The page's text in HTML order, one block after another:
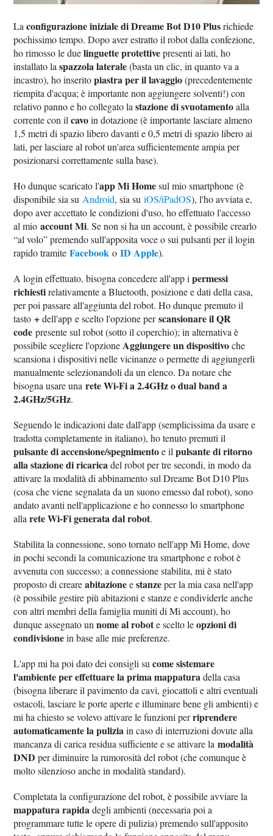
Laconfigurazione iniziale di Dreame Bot D10 Plusrichiede
pochissimo tempo. Dopo aver estratto il robot dalla confezione,
ho rimosso le duelinguette protettivepresenti ai lati, ho
installato laspazzola laterale(basta un clic, in quanto va a
incastro), ho inseritopiastra per il lavaggio(precedentemente
riempita d'acqua; è importante non aggiungere solventi!) con
relativo panno e ho collegato lastazione di svuotamentoalla
corrente con ilcavoin dotazione (è importante lasciare almeno
1,5 metri di spazio libero davanti e 0,5 metri di spazio libero ai
lati, per lasciare al robot un'area sufficientemente ampia per
posizionarsi correttamente sulla base).
Ho dunque scaricato l'app Mi Homesul mio smartphone (è
disponibile sia su Android, sia suiOS/iPadOS), l'ho avviata e,
dopo aver accettato le condizioni d'uso, ho effettuato l'accesso
al mioaccount Mi. Se non si ha un account, è possibile crearlo
“al volo” premendo sull'apposita voce o sui pulsanti per il login
rapido tramiteFacebook oID Apple).
A login effettuato, bisogna concedere all'app ipermessi
richiestirelativamente a Bluetooth, posizione e dati della casa,
per poi passare all'aggiunta del robot. Ho dunque premuto il
tasto+dell'app e scelto l'opzione perscansionare il QR
code presente sul robot (sotto il coperchio); in alternativa è
possibile scegliere l'opzione Aggiungere un dispositivoche
scansiona i dispositivi nelle vicinanze o permette di aggiungerli
manualmente selezionandoli da un elenco. Da notare che
bisogna usare unarete Wi-Fi a 2.4GHz o dual band a
2.4GHz/5GHz.
Seguendo le indicazioni date dall'app (semplicissima da usare e
tradotta completamente in italiano), ho tenuto premuti il
pulsante di accensione/spegnimentoe ilpulsante di ritorno
alla stazione di ricaricadel robot per tre secondi, in modo da
attivare la modalità di abbinamento sul Dreame Bot D10 Plus
(cosa che viene segnalata da un suono emesso dal robot), sono
andato avanti nell'applicazione e ho connesso lo smartphone
allarete Wi-Fi generata dal robot.
Stabilita la connessione, sono tornato nell'app Mi Home, dove
in pochi secondi la comunicazione tra smartphone e robot è
avvenuta con successo; a connessione stabilita, mi è stato
proposto di creareabitazioneestanzeper la mia casa nell'app
(è possibile gestire più abitazioni e stanze e condividerle anche
con altri membri della famiglia muniti di Mi account), ho
dunque assegnato unnome al robote scelto leopzioni di
condivisionein base alle mie preferenze.
L'app mi ha poi dato dei consigli sucome sistemare
l'ambiente per effettuare la prima mappaturadella casa
(bisogna liberare il pavimento da cavi, giocattoli e altri eventuali
ostacoli, lasciare le porte aperte e illuminare bene gli ambienti) e
mi ha chiesto se volevo attivare le funzioni perriprendere
automaticamente la puliziain caso di interruzioni dovute alla
mancanza di carica residua sufficiente e se attivare lamodalità
DND per diminuire la rumorosità del robot (che comunque è
molto silenzioso anche in modalità standard).
Completata la configurazione del robot, è possibile avviare la
mappatura rapidadegli ambienti (necessaria poi a
programmare tutte le opere di pulizia) premendo sull'apposito